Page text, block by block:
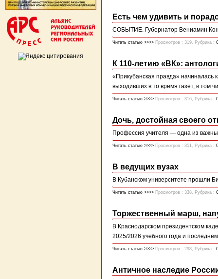
Есть чем удивить и
СОБЫТИЕ. Губернатор Вениамин
Читать статью >>>> Просмотров : 319, Рубрика :
К 110-летию «ВК»:
«Прикубанская правда» начиналась
выходивших в то время газет, в том
Читать статью >>>> Просмотров : 316, Рубрика :
Дочь, достойная своего
Профессия учителя — одна из
Читать статью >>>> Просмотров : 351, Рубрика :
В ведущих вузах
В Кубанском университете прошли
Читать статью >>>> Просмотров : 338, Рубрика :
Торжественный марш,
В Краснодарском президентском
2025/2026 учебного года и
Читать статью >>>> Просмотров : 298, Рубрика :
Античное наследие